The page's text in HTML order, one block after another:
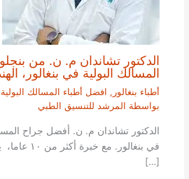
الدكتور تشاندان م. ن. من
المسالك البولية في بنغالور،
أطباء بنغالور , افضل أطباء المسالك البولية في
بواسطة المرشد للتنسيق الطبي
الدكتور تشاندان م. ن. أفضل جراح
في بنغالور.
[…]